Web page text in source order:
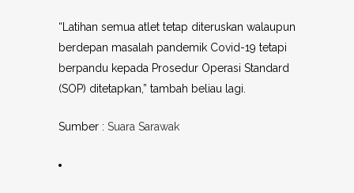
“Latihan semua atlet tetap diteruskan walaupun
berdepan masalah pandemik Covid-19 tetapi
berpandu kepada Prosedur Operasi Standard
(SOP) ditetapkan,” tambah beliau lagi.
Sumber : Suara Sarawak